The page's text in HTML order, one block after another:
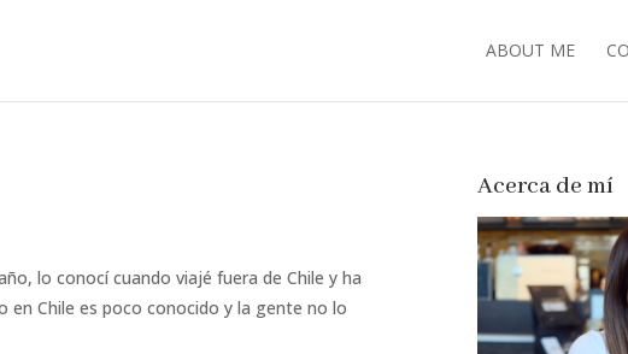
ABOUT ME
lo conocí cuando viajé fuera de Chile y ha
en Chile es poco conocido y la gente no lo
Acerca de mí